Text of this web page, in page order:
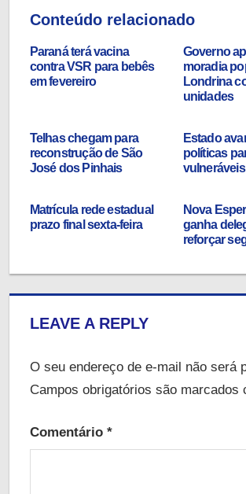
Conteúdo relacionado
Paraná terá vacina
contra VSR para bebês
em fevereiro
Governo
moradia
Londrina
unidades
Telhas chegam para
reconstrução de São
José dos Pinhais
Estado
políticas
vulneráveis
Matrícula rede estadual
prazo final sexta-feira
Nova
ganha
reforçar
LEAVE A REPLY
O seu endereço de e-mail não será
Campos obrigatórios são marcados
Comentário *